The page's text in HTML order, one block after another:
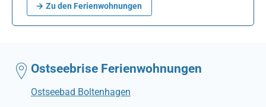
→ Zu den Ferienwohnungen
Ostseebrise Ferienwohnungen
Ostseebad Boltenhagen